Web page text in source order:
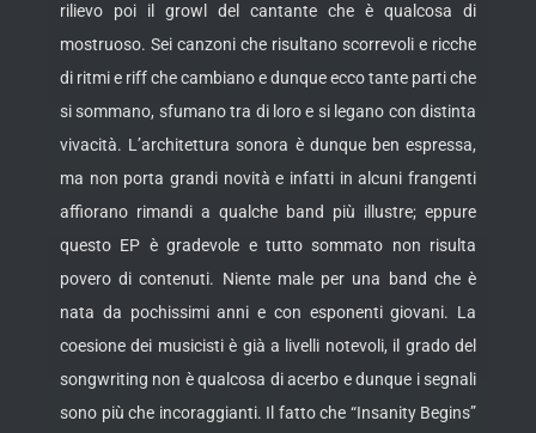
rilievo poi il growl del cantante che è qualcosa di
mostruoso. Sei canzoni che risultano scorrevoli e ricche
di ritmi e riff che cambiano e dunque ecco tante parti che
si sommano, sfumano tra di loro e si legano con distinta
vivacità. L’architettura sonora è dunque ben espressa,
ma non porta grandi novità e infatti in alcuni frangenti
affiorano rimandi a qualche band più illustre; eppure
questo EP è gradevole e tutto sommato non risulta
povero di contenuti. Niente male per una band che è
nata da pochissimi anni e con esponenti giovani. La
coesione dei musicisti è già a livelli notevoli, il grado del
songwriting non è qualcosa di acerbo e dunque i segnali
sono più che incoraggianti. Il fatto che “Insanity Begins”